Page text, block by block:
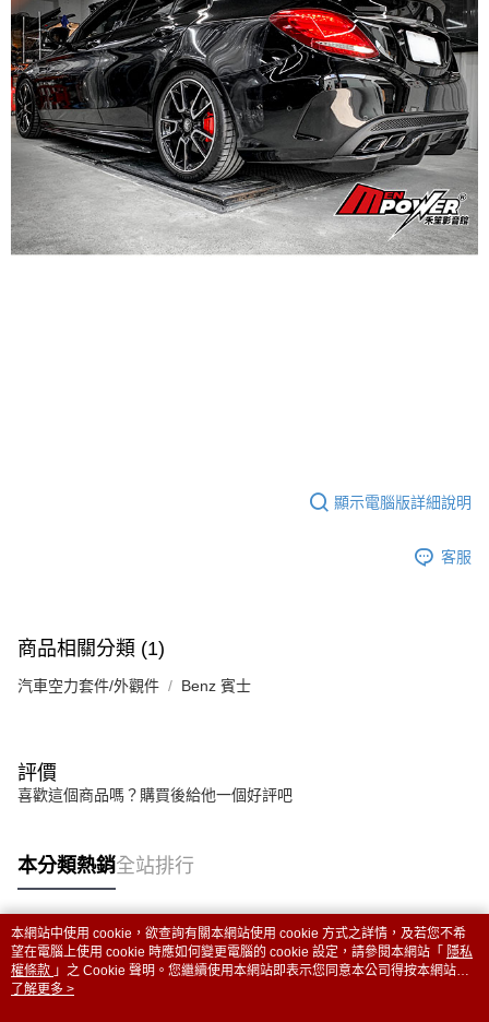
顯示電腦版詳細說明
客服
商品相關分類 (1)
汽車空力套件/外觀件 Benz 賓士
評價
喜歡這個商品嗎？購買後給他一個好評吧
本分類熱銷全站排行
熱門標籤
本網站中使用 cookie，欲查詢有關本網站使用 cookie 方式之詳情，及若您不希
望在電腦上使用 cookie 時應如何變更電腦的 cookie 設定，請參閱本網站「 隱私
權條款 」之 Cookie 聲明。您繼續使用本網站即表示您同意本公司得按本網站使
用條款之 Cookie 聲明使用 cookie。
了解更多 >